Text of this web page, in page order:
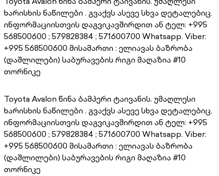
ხარისხის ნაწილები . გვაქვს ასევე სხვა დეტალებიც.
ინფორმაციისთვის დაგვიკავშირდით ან ტელ: +995
568500600 ; 579828384 ; 571600700 Whatsapp. Viber:
+995 568500600 მისამართი : ელიავას ბაზრობა
(დაშლილები) საბურავების რიგი მაღაზია #10
თორნიკე
Toyota Avalon წინა ბამპერი ტაივანის. უმაღლესი
ხარისხის ნაწილები . გვაქვს ასევე სხვა დეტალებიც.
ინფორმაციისთვის დაგვიკავშირდით ან ტელ: +995
568500600 ; 579828384 ; 571600700 Whatsapp. Viber:
+995 568500600 მისამართი : ელიავას ბაზრობა
(დაშლილები) საბურავების რიგი მაღაზია #10
თორნიკე